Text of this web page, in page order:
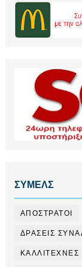
ΣΥΜΕΛΣ
ΑΠΟΣΤΡΑΤΟΙ
ΔΡΑΣΕΙΣ
ΚΑΛΛΙΤΕΧΝΕΣ